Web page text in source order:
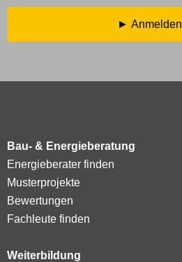
Anmelden
Bau- & Energieberatung
Energieberater finden
Musterprojekte
Bewertungen
Fachleute finden
Weiterbildung